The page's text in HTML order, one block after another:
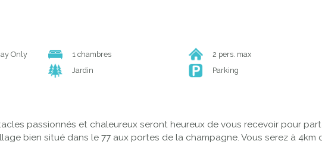
Only 1 chambres
2 pers. max
Jardin
Parking
passionnés et chaleureux seront heureux de vous recevoir pour
bien situé dans le 77 aux portes de la champagne. Vous serez à